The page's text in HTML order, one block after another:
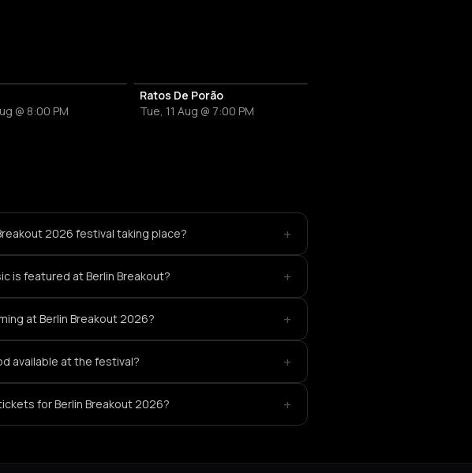
@ 8:00 PM
Ratos De Porão
Tue, 11 Aug @ 7:00 PM
2026 festival taking place? +
is featured at Berlin Breakout? +
at Berlin Breakout 2026? +
available at the festival? +
for Berlin Breakout 2026? +